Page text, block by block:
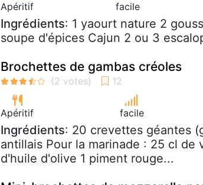
Apéritif facile
Ingrédients: 1 yaourt nature 2
soupe d'épices Cajun 2 ou 3
Brochettes de gambas créoles
Apéritif facile
Ingrédients: 20 crevettes géantes
antillais Pour la marinade : 25 cl de
d'huile d'olive 1 piment rouge...